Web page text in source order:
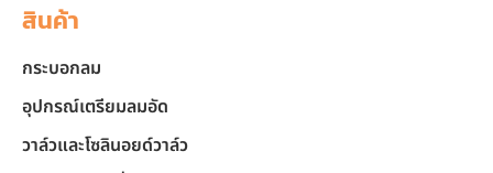
สินค้า
กระบอกลม
อุปกรณ์เตรียมลมอัด
วาล์วและโซลินอยด์วาล์ว